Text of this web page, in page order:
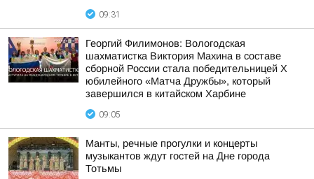
09:31
Георгий Филимонов: Вологодская
шахматистка Виктория Махина в составе
сборной России стала победительницей X
юбилейного «Матча Дружбы», который
завершился в китайском Харбине
09:05
Манты, речные прогулки и концерты
музыкантов ждут гостей на Дне города
Тотьмы